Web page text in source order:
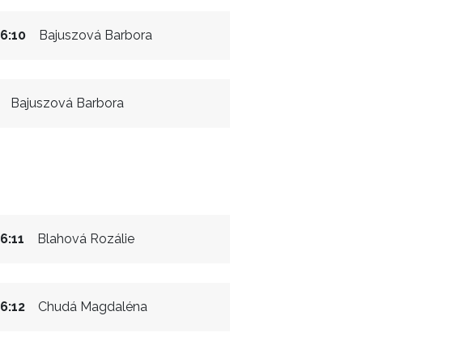
Bajuszová Barbora
6:10
Bajuszová Barbora
Blahová Rozálie
6:11
Chudá Magdaléna
6:12